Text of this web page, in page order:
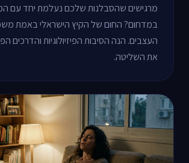
מרגישים שהסבלנות שלכם נעלמת יחד עם
במדחום? החום של הקיץ הישראלי באמת
העצבים. הנה הסיבות הפיזיולוגיות והדרכים
את השליטה.